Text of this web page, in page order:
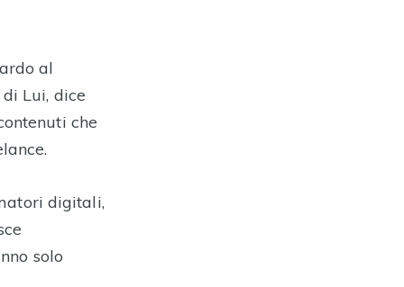
al
Lui, dice
che
digitali,
solo